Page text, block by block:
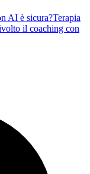
AI è sicura?Terapia
il coaching con